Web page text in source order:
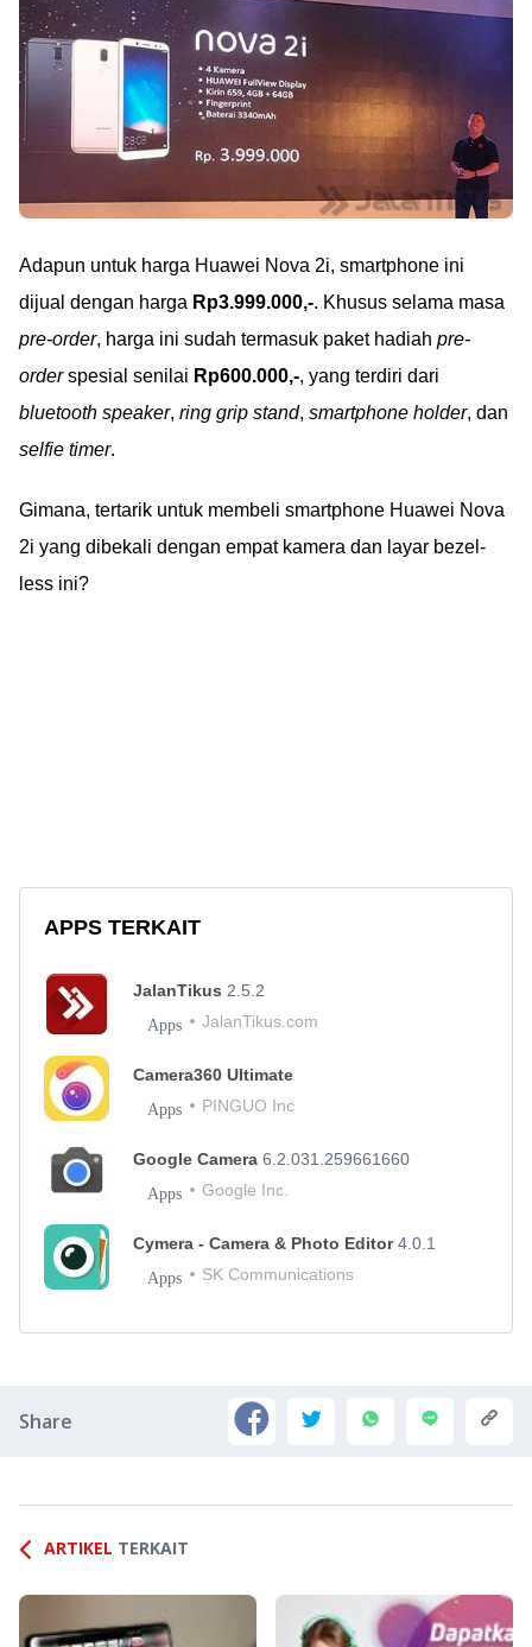
Adapun untuk harga Huawei Nova 2i, smartphone ini
dijual dengan harga Rp3.999.000,-. Khusus selama masa
pre-order, harga ini sudah termasuk paket hadiah pre-
orderspesial senilai Rp600.000,-, yang terdiri dari
bluetooth speaker, ring grip stand, smartphone holder, dan
selfie timer.
Gimana, tertarik untuk membeli smartphone Huawei Nova
2i yang dibekali dengan empat kamera dan layar bezel-
less ini?
APPS TERKAIT
JalanTikus 2.5.2
Apps JalanTikus.com
Camera360 Ultimate
Apps PINGUO Inc
Google Camera 6.2.031.259661660
Apps Google Inc.
Cymera - Camera & Photo Editor4.0.1
Apps SK Communications
Share
ARTIKEL TERKAIT